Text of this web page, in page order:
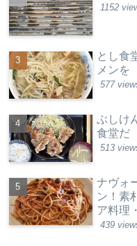
1152
とし食
メンを
577
ぶしけ
食堂だ
513
ナヴォ
ン！素
ア料理
439